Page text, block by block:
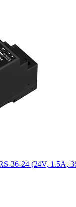
36-24 (24V, 1.5A,